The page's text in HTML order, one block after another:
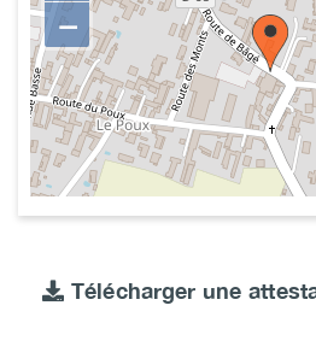
−
Télécharger une